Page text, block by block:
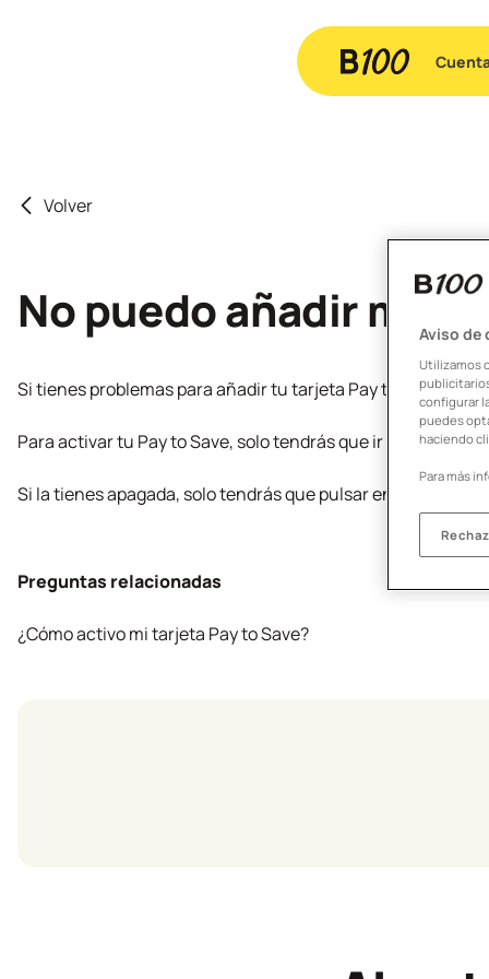
Volver
No puedo añadir mi
Si tienes problemas para añadir tu tarjeta Pay to Save al
Para activar tu Pay to Save, solo tendrás que ir a tu tarjeta
Si la tienes apagada, solo tendrás que pulsar en
Preguntas relacionadas
¿Cómo activo mi tarjeta Pay to Save?
Aviso de
Utilizamos
configurar
puedes
haciendo
Para más